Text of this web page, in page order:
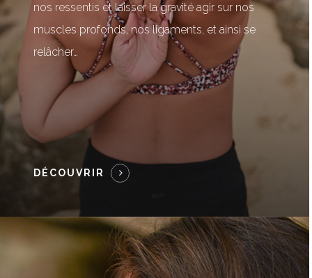
nos ressentis et laisser la gravité agir sur nos
muscles profonds, nos ligaments, et ainsi se
relâcher…
DÉCOUVRIR